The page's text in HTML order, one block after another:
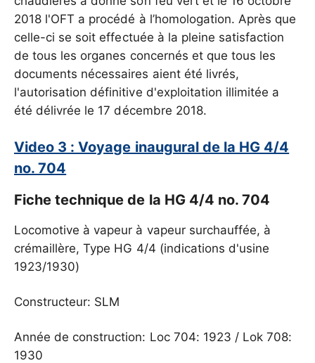
2018 l'OFT a procédé à l’homologation. Après que
celle-ci se soit effectuée à la pleine satisfaction
de tous les organes concernés et que tous les
documents nécessaires aient été livrés,
l'autorisation définitive d'exploitation illimitée a
été délivrée le 17 décembre 2018.
Video 3 : Voyage inaugural de la HG 4/4
no. 704
Fiche technique de la HG 4/4 no. 704
Locomotive à vapeur à vapeur surchauffée, à
crémaillère, Type HG 4/4 (indications d'usine
1923/1930)
Constructeur: SLM
Année de construction: Loc 704: 1923 / Lok 708:
1930